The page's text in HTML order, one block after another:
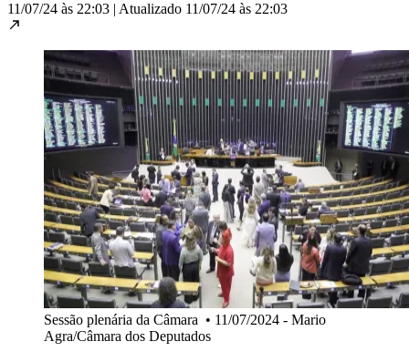
11/07/24 às 22:03 | Atualizado 11/07/24 às 22:03
Sessão plenária da Câmara • 11/07/2024 - Mario
Agra/Câmara dos Deputados